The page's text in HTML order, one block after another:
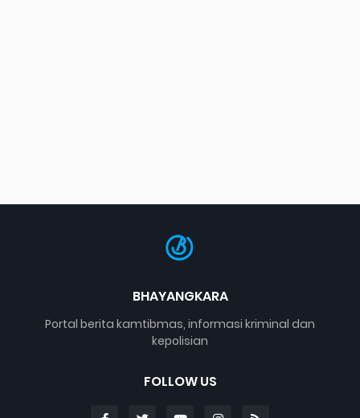
BHAYANGKARA
Portal berita kamtibmas, informasi kriminal dan
kepolisian
FOLLOW US